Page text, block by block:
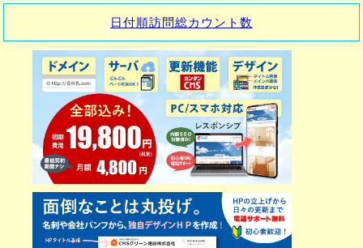
日付順訪問総カウント数